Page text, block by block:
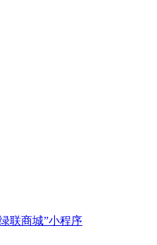
联商城”小程序